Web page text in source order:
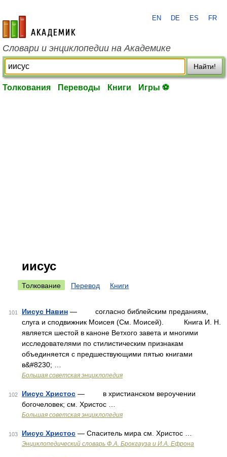
academic.ru
EN DE ES FR
Словари и энциклопедии на Академике
Найти!
Толкования Переводы Книги Игры ⚽
иисус
Толкование Перевод Книги
101 Иисус Навин — согласно библейским преданиям,
слуга и сподвижник Моисея (См. Моисей). Книга И. Н.
является шестой в каноне Ветхого завета и многими
исследователями по стилистическим признакам
объединяется с предшествующими пятью книгами
в&#8230; …
Большая советская энциклопедия
102 Иисус Христос — в христианском вероучении
богочеловек; см. Христос …
Большая советская энциклопедия
103 Иисус Христос — Спаситель мира см. Христос …
Энциклопедический словарь Ф.А. Брокгауза и И.А. Ефрона